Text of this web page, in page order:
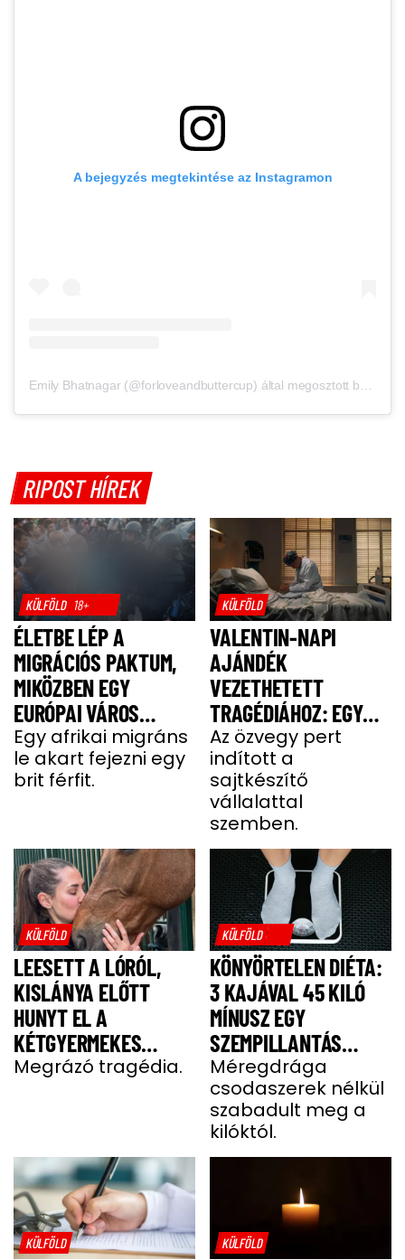
A bejegyzés megtekintése az Instagramon
Emily Bhatnagar (@forloveandbuttercup) által megosztott bejegyzés
RIPOST HÍREK
KÜLFÖLD 18+
ÉLETBE LÉP A
MIGRÁCIÓS PAKTUM,
MIKÖZBEN EGY
EURÓPAI VÁROS
LÁNGOKBAN ÁLL A
MIGRÁNSERŐSZAK
MIATT
Egy afrikai migráns
le akart fejezni egy
brit férfit.
KÜLFÖLD
VALENTIN-NAPI
AJÁNDÉK
VEZETHETETT
TRAGÉDIÁHOZ: EGY
SAJT MIATT HALT MEG
A FÉRJ
Az özvegy pert
indított a
sajtkészítő
vállalattal
szemben.
KÜLFÖLD
LEESETT A LÓRÓL,
KISLÁNYA ELŐTT
HUNYT EL A
KÉTGYERMEKES
DONATELLA
Megrázó tragédia.
KÜLFÖLD
KÖNYÖRTELEN DIÉTA:
3 KAJÁVAL 45 KILÓ
MÍNUSZ EGY
SZEMPILLANTÁS
ALATT
Méregdrága
csodaszerek nélkül
szabadult meg a
kilóktól.
KÜLFÖLD KÜLFÖLD